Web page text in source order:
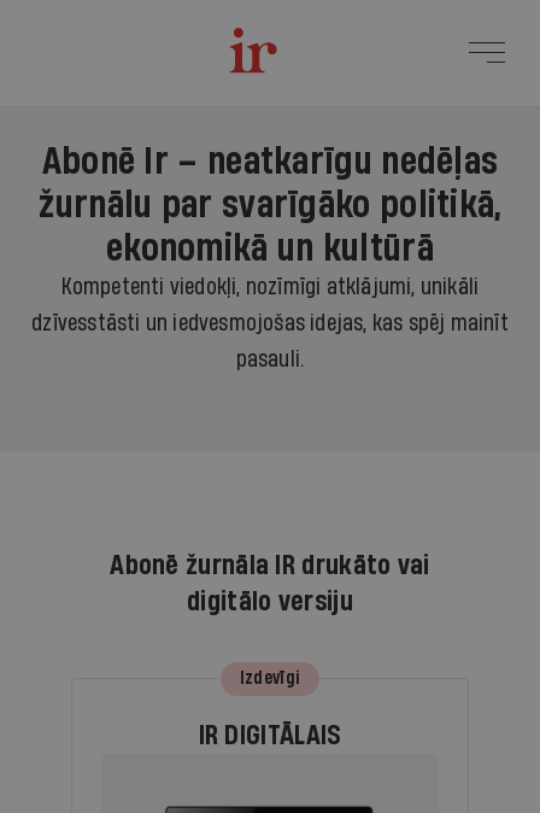
Abonē Ir – neatkarīgu nedēļas
žurnālu par svarīgāko politikā,
ekonomikā un kultūrā
Kompetenti viedokļi, nozīmīgi atklājumi, unikāli
dzīvesstāsti un iedvesmojošas idejas, kas spēj mainīt
pasauli.
Abonē žurnāla IR drukāto vai
digitālo versiju
Izdevīgi
IR DIGITĀLAIS